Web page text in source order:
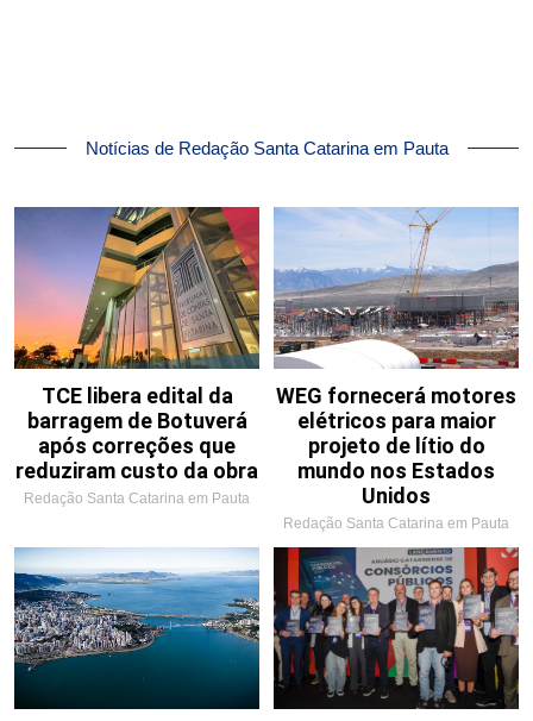
Notícias de Redação Santa Catarina em Pauta
TCE libera edital da
barragem de Botuverá
após correções que
reduziram custo da obra
Redação Santa Catarina em Pauta
WEG fornecerá motores
elétricos para maior
projeto de lítio do
mundo nos Estados
Unidos
Redação Santa Catarina em Pauta